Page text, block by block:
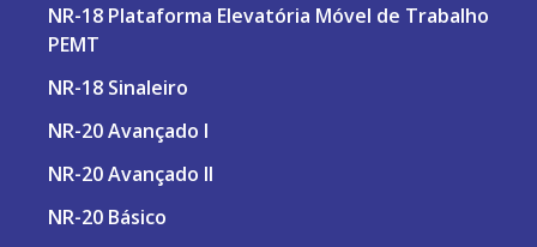
NR-18 Plataforma Elevatória Móvel de Trabalho
PEMT
NR-18 Sinaleiro
NR-20 Avançado I
NR-20 Avançado II
NR-20 Básico